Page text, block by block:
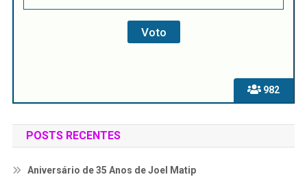
982
POSTS RECENTES
Aniversário de 35 Anos de Joel Matip